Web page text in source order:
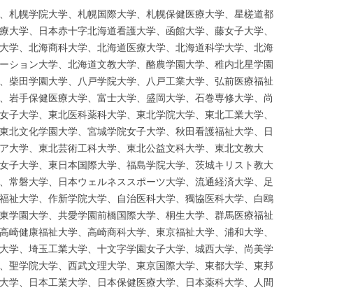
札幌学院大学、札幌国際大学、札幌保健医療大学、星槎道都
大学、日本赤十字北海道看護大学、函館大学、藤女子大学、
学、北海商科大学、北海道医療大学、北海道科学大学、北海
ション大学、北海道文教大学、酪農学園大学、稚内北星学園
柴田学園大学、八戸学院大学、八戸工業大学、弘前医療福祉
岩手保健医療大学、富士大学、盛岡大学、石巻専修大学、尚
子大学、東北医科薬科大学、東北学院大学、東北工業大学、
北文化学園大学、宮城学院女子大学、秋田看護福祉大学、日
大学、東北芸術工科大学、東北公益文科大学、東北文教大
子大学、東日本国際大学、福島学院大学、茨城キリスト教大
常磐大学、日本ウェルネススポーツ大学、流通経済大学、足
祉大学、作新学院大学、自治医科大学、獨協医科大学、白鴎
学園大学、共愛学園前橋国際大学、桐生大学、群馬医療福祉
崎健康福祉大学、高崎商科大学、東京福祉大学、浦和大学、
学、埼玉工業大学、十文字学園女子大学、城西大学、尚美学
聖学院大学、西武文理大学、東京国際大学、東都大学、東邦
学、日本工業大学、日本保健医療大学、日本薬科大学、人間